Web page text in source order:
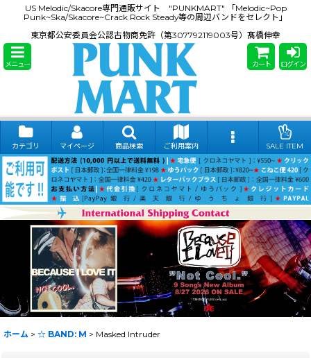
US Melodic/Skacore専門通販サイト "PUNKMART" 「Melodic~Pop
Punk~Ska/Skacore~Crack Rock Steady等の周辺バンドをセレクト」
東京都公安委員会公認古物商免許（第307792119003号）髙橋伸幸
メニュー カート ログイン
カテゴリ マイページ 商品検索 ご利用案内 SALE ITEM
ホーム > ☆ BAND: M > Masked Intruder